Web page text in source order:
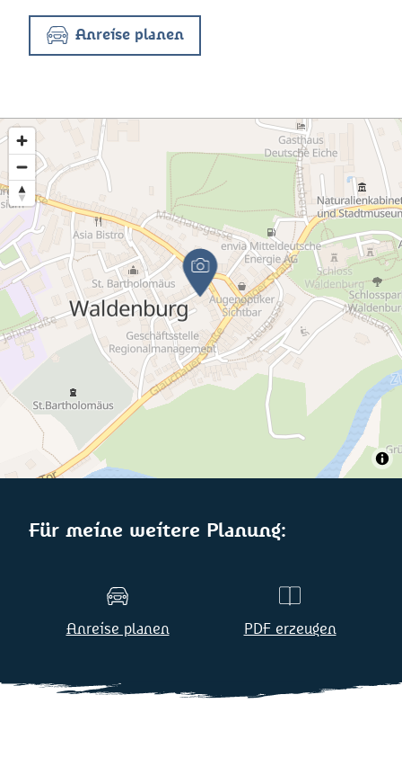
Anreise planen
Für meine weitere Planung:
Anreise planen PDF erzeugen